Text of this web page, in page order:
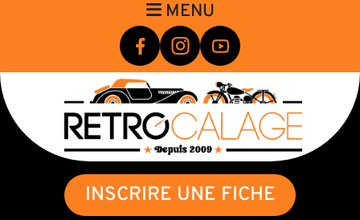
MENU
INSCRIRE UNE FICHE